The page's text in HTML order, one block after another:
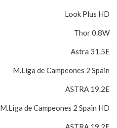
Look Plus HD
Thor 0.8W
Astra 31.5E
M.Liga de Campeones 2 Spain
ASTRA 19.2E
M.Liga de Campeones 2 Spain HD